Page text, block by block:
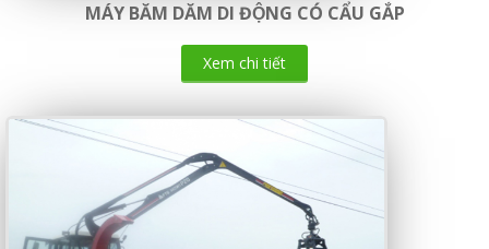
MÁY BĂM DĂM DI ĐỘNG CÓ CẨU GẮP
Xem chi tiết